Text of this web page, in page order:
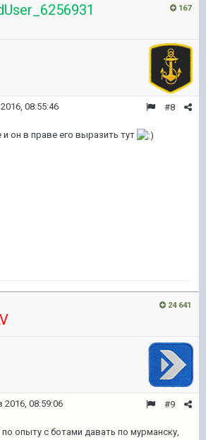
167
#8
08:55:46
он в праве его выразить тут
24 641
#9
2016, 08:59:06
опыту с ботами давать по мурманску,